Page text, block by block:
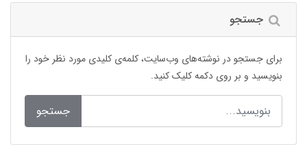
جستجو
برای جستجو در نوشته‌های وب‌سایت، کلمه‌ی کلیدی مورد نظر خود را
بنویسید و بر روی دکمه کلیک کنید.
جستجو